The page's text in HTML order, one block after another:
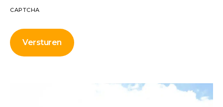
CAPTCHA